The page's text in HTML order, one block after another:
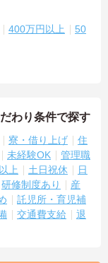
400万円以上
50
わり条件で探す
寮・借り上げ
住
未経験OK
管理職
上 土日祝休
日
研修制度あり
産
託児所・育児補
交通費支給
退